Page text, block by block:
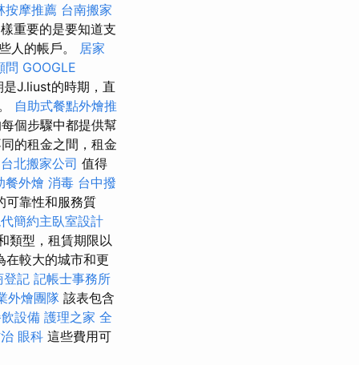
按摩推薦 台南搬家
重要的是要知道支
人的帳戶。 居家
問 GOOGLE
J.liust的時期，直
自助式餐點外燴推
個步驟中都提供幫
的租金之間，租金
台北搬家公司 值得
餐外燴 消毒 台中撥
可靠性和服務質
簡約主臥室設計
類型，租賃期限以
在較大的城市和更
登記 記帳士事務所
外燴團隊 該表包含
設備 護理之家 全
眼科 這些費用可